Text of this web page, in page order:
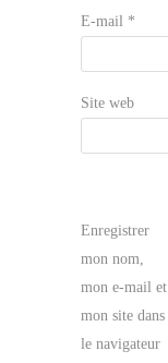
E-mail *
Site web
Enregistrer
mon nom,
mon e-mail et
mon site dans
le navigateur